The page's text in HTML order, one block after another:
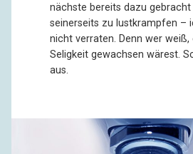
nächste bereits dazu gebracht
seinerseits zu lustkrampfen –
nicht verraten. Denn wer
Seligkeit gewachsen wärest.
aus.